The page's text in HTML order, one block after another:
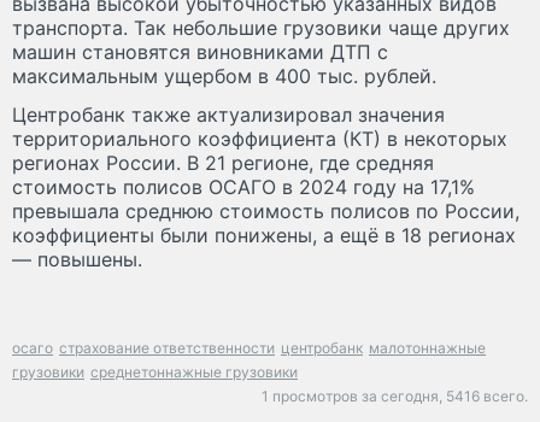
транспорта. Так небольшие грузовики чаще других
машин становятся виновниками ДТП с
максимальным ущербом в 400 тыс. рублей.
Центробанк также актуализировал значения
территориального коэффициента (КТ) в некоторых
регионах России. В 21 регионе, где средняя
стоимость полисов ОСАГО в 2024 году на 17,1%
превышала среднюю стоимость полисов по России,
коэффициенты были понижены, а ещё в 18 регионах
— повышены.
осаго страхование ответственности центробанк малотоннажные
грузовики среднетоннажные грузовики
1 просмотров за сегодня, 5416 всего.